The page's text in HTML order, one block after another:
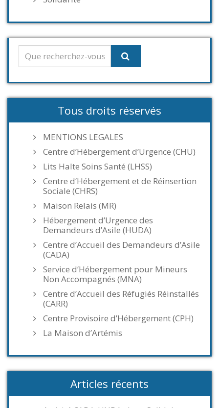
Tous droits réservés
MENTIONS LEGALES
Centre d’Hébergement d’Urgence (CHU)
Lits Halte Soins Santé (LHSS)
Centre d’Hébergement et de Réinsertion
Sociale (CHRS)
Maison Relais (MR)
Hébergement d’Urgence des
Demandeurs d’Asile (HUDA)
Centre d’Accueil des Demandeurs d’Asile
(CADA)
Service d’Hébergement pour Mineurs
Non Accompagnés (MNA)
Centre d’Accueil des Réfugiés Réinstallés
(CARR)
Centre Provisoire d’Hébergement (CPH)
La Maison d’Artémis
Articles récents